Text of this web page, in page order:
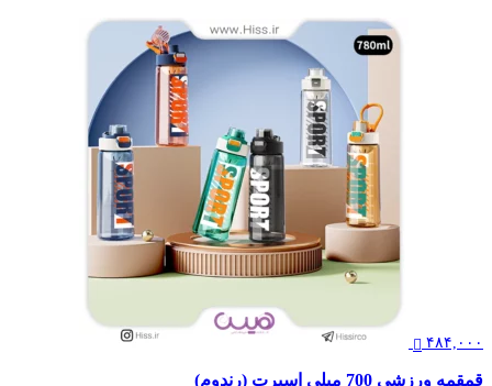
۴۸۴,۰۰۰
قمقمه ورزشی 700 میلی اسپرت (رندوم)